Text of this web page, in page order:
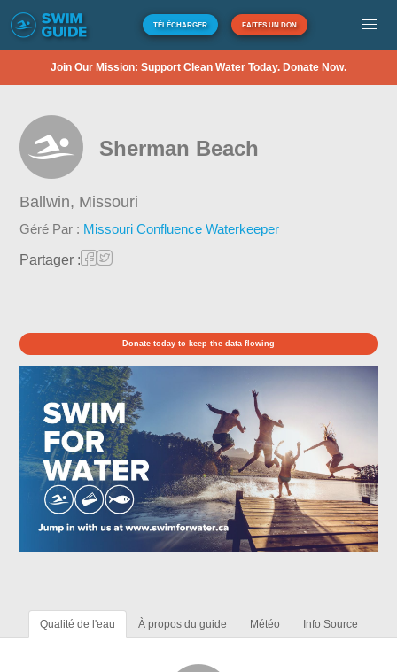
TÉLÉCHARGER FAITES UN DON
Join Our Mission: Support Clean Water Today. Donate Now.
Sherman Beach
Ballwin, Missouri
Géré Par : Missouri Confluence Waterkeeper
Partager :
Donate today to keep the data flowing
Qualité de l'eau À propos du guide Météo Info Source